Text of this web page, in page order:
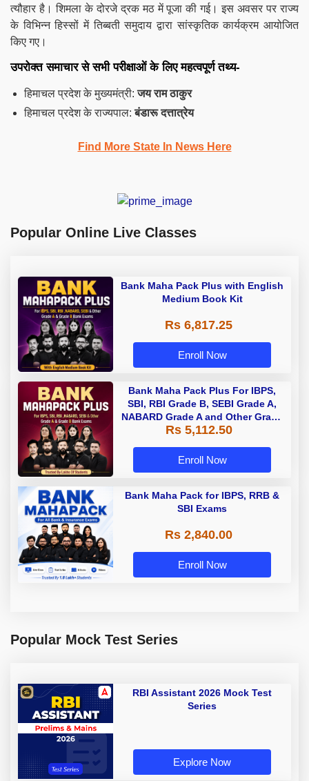
त्यौहार है। शिमला के दोरजे द्रक मठ में पूजा की गई। इस अवसर पर राज्य
के विभिन्न हिस्सों में तिब्बती समुदाय द्वारा सांस्कृतिक कार्यक्रम आयोजित
किए गए।
उपरोक्त समाचार से सभी परीक्षाओं के लिए महत्वपूर्ण तथ्य-
हिमाचल प्रदेश के मुख्यमंत्री:जय राम ठाकुर
हिमाचल प्रदेश के राज्यपाल:बंडारू दत्तात्रेय
Find More State In News Here
Popular Online Live Classes
Bank Maha Pack Plus with English
Medium Book Kit
Rs 6,817.25
Enroll Now
Bank Maha Pack Plus For IBPS,
SBI, RBI Grade B, SEBI Grade A,
NABARD Grade A and Other Grade
A & Grade B Bank Exams
Rs 5,112.50
Enroll Now
Bank Maha Pack for IBPS, RRB &
SBI Exams
Rs 2,840.00
Enroll Now
Popular Mock Test Series
RBI Assistant 2026 Mock Test
Series
Explore Now